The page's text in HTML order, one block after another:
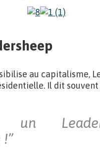
au capitalisme,
Il dit souvent
un